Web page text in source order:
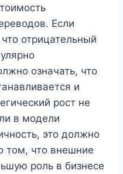
Если
отрицательный
означать, что
и
рост не
в модели
это должно
том, что внешние
роль в бизнесе